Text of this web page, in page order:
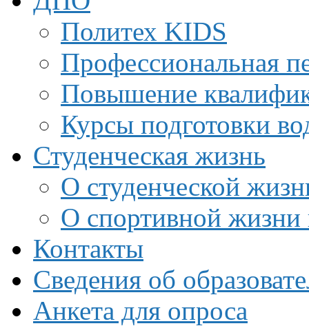
Политех KIDS
Профессиональная
Повышение
Курсы подготовки
Студенческая жизнь
О студенческой
О спортивной жизни
Контакты
Сведения об
Анкета для опроса